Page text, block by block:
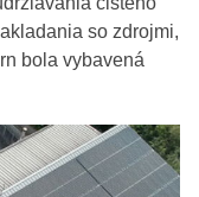
so zdrojmi,
bola vybavená